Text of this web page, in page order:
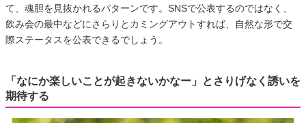
て、魂胆を見抜かれるパターンです。SNSで公表するのではなく、
飲み会の最中などにさらりとカミングアウトすれば、自然な形で交
際ステータスを公表できるでしょう。
「なにか楽しいことが起きないかなー」とさりげなく誘いを
期待する